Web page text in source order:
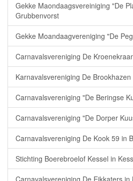
Gekke Maondaagsvereiniging "De
Grubbenvorst
Gekke Moandaagvereniging "De
Carnavalsvereniging De
Karnavalsvereniging De
Carnavalsvereniging "De Beringse
Carnavalsvereniging "De Dorper
Carnavalsvereniging De Kook 59 in
Stichting Boerebroelof Kessel in
Carnavalsvereniging De Eikkaters in